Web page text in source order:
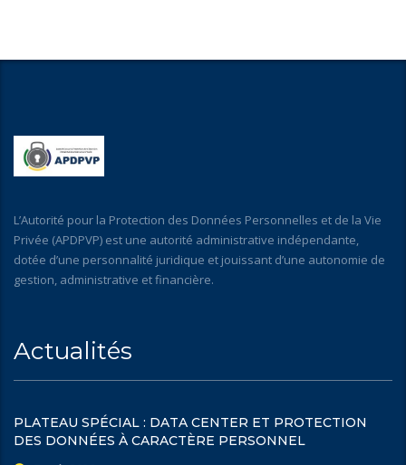
L’Autorité pour la Protection des Données Personnelles et de la Vie
Privée (APDPVP) est une autorité administrative indépendante,
dotée d’une personnalité juridique et jouissant d’une autonomie de
gestion, administrative et financière.
Actualités
PLATEAU SPÉCIAL : DATA CENTER ET PROTECTION
DES DONNÉES À CARACTÈRE PERSONNEL